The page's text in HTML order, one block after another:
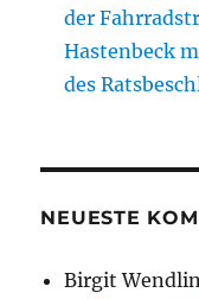
der
Hastenbeck
des
NEUESTE
Birgit